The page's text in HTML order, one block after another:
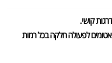
עם מיסבים אטומים לפעולה חלקה בכל רמות